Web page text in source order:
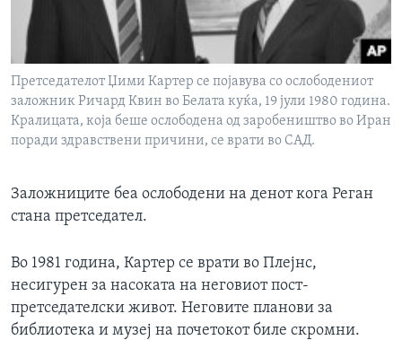
Претседателот Џими Картер се појавува со ослободениот
заложник Ричард Квин во Белата куќа, 19 јули 1980 година.
Кралицата, која беше ослободена од заробеништво во Иран
поради здравствени причини, се врати во САД.
Заложниците беа ослободени на денот кога Реган
стана претседател.
Во 1981 година, Картер се врати во Плејнс,
несигурен за насоката на неговиот пост-
претседателски живот. Неговите планови за
библиотека и музеј на почетокот биле скромни.